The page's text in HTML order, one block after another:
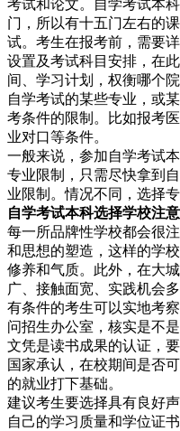
考试和论文。自学考试本
门，所以有十五门左右的
试。考生在报考前，需要
设置及考试科目安排，在
间、学习计划，权衡哪个
自学考试的某些专业，或
考条件的限制。比如报考
业对口等条件。
一般来说，参加自学考试
专业限制，只需尽快拿到
业限制。情况不同，选择
自学考试本科选择学校注
每一所品牌性学校都会很
和思想的塑造，这样的学
修养和气质。此外，在大
广、接触面宽、实践机会
有条件的考生可以实地考
问招生办公室，核实是不
文凭是读书成果的认证，
国家承认，在校期间是否
的就业打下基础。
建议考生要选择具有良好
自己的学习质量和学位证